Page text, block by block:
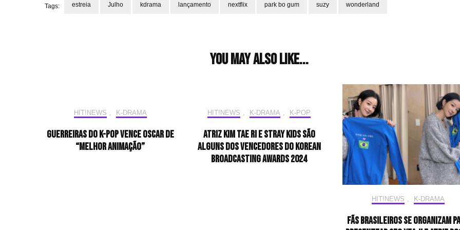
Tags: estreia Julho kdrama lançamento nextflix park bo gum suzy wonderland
You may also like...
HIT!NEWS , K-DRAMA
Guerreiras do K-pop vence Oscar de
“Melhor Animação”
HIT!NEWS , K-DRAMA , K-POP
Atriz Kim Tae Ri e Stray Kids são
alguns dos vencedores do Korean
Broadcasting Awards 2024
HIT!NEWS K-DRAMA
Fãs brasileiros se organizam